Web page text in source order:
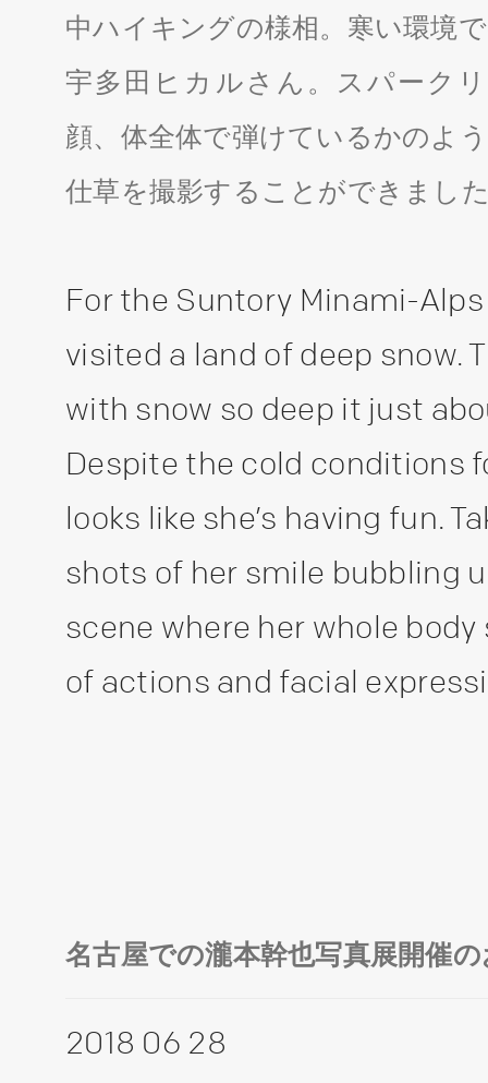
中ハイキングの様相。寒い環境
宇多田ヒカルさん。スパーク
顔、体全体で弾けているかのよ
仕草を撮影することができまし
For the Suntory Minami-
visited a land of deep snow.
with snow so deep it just
Despite the cold conditions
looks like she’s having fun.
shots of her smile bubbling
scene where her whole
of actions and facial
名古屋での瀧本幹也写真展開催
2018 06 28